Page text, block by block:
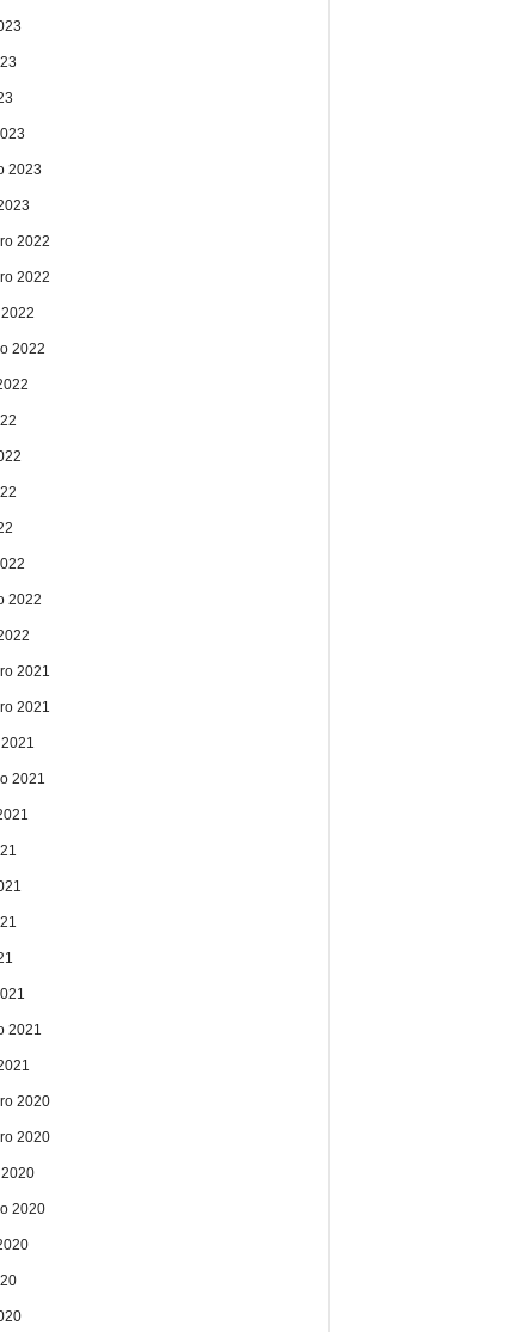
2023
2022
2022
2022
2022
2021
2021
2021
2021
2020
2020
2020